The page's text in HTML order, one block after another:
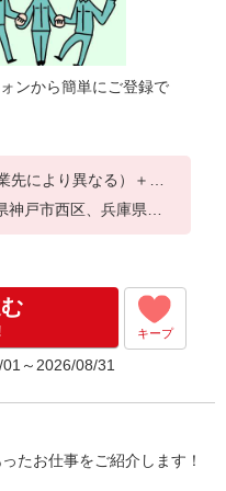
ンから簡単にご登録で
により異なる）＋交
戸市西区、兵庫県姫
キープ
～2026/08/31
たお仕事をご紹介します！